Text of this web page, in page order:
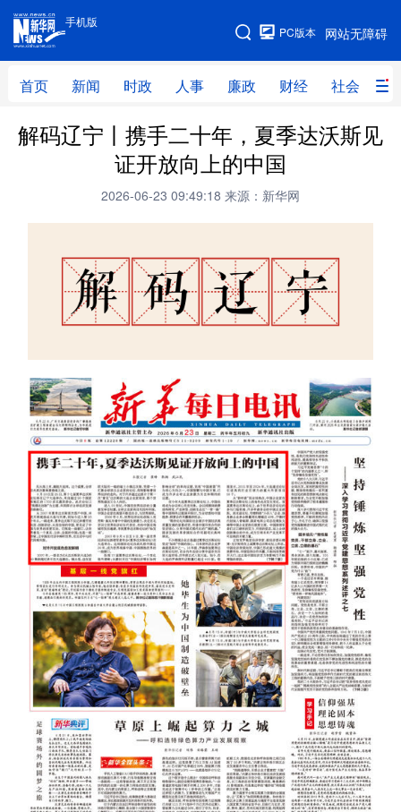
手机版
网站无障碍
PC版本
首页 新闻 时政 人事 廉政 财经 社会 科
手机版
网站地图
首页 新闻 时政 人事
财经 社会
地方频道
北京 天津 河北 山西
辽宁 吉林 上海 江苏
浙江 安徽 福建 江西
山东 河南 湖北 湖南
广东 广西 海南 重庆
四川 贵州 云南 西藏
陕西 甘肃 青海 宁夏
新疆 内蒙古 黑龙江
多语种频道
English Español Français عربى
Русский язык 日本語 한국어
Deutsch Português
解码辽宁丨携手二十年，夏季达沃斯见
证开放向上的中国
2026-06-23 09:49:18 来源：新华网